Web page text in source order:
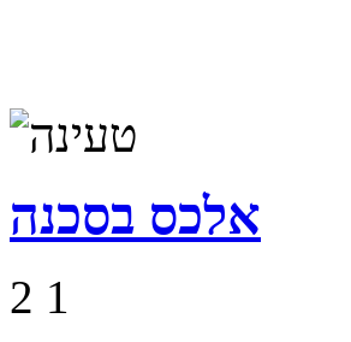
אלכס בסכנה
2 1